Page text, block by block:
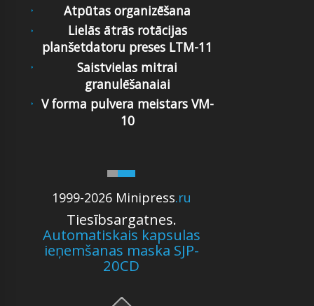
1999-2026 Minipress.ru
Tiesībsargatnes.
Automatiskais kapsulas
ieņemšanas maska SJP-
20CD
Atpūtas organizēšana
Lielās ātrās rotācijas
planšetdatoru preses LTM-11
Saistvielas mitrai
granulēšanaiai
V forma pulvera meistars VM-
10